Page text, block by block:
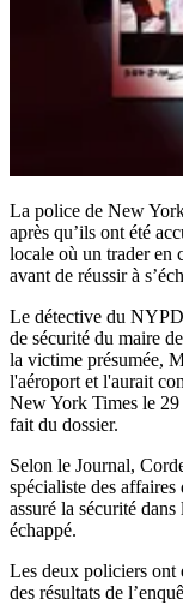
La police de New
après qu’ils ont été
locale où un trader en
avant de réussir à
Le détective du
de sécurité du maire
la victime présumée,
l'aéroport et l'aurait
New York Times le 29
fait du dossier.
Selon le Journal,
spécialiste des
assuré la sécurité
échappé.
Les deux policiers ont
des résultats de